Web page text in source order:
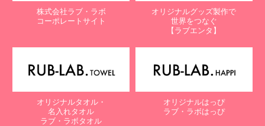
株式会社ラブ・ラボ
コーポレートサイト
オリジナルグッズ製作で
世界をつなぐ
【ラブエンタ】
オリジナルタオル・
名入れタオル
ラブ・ラボタオル
オリジナルはっぴ
ラブ・ラボはっぴ